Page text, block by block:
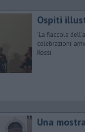
Ospiti
'La fiaccola
celebrazioni:
Rossi
Una